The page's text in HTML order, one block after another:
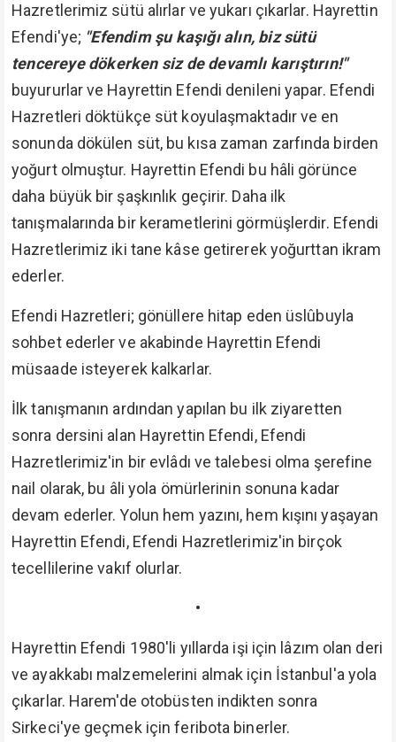
Hazretlerimiz sütü alırlar ve yukarı çıkarlar. Hayrettin
Efendi'ye; "Efendim şu kaşığı alın, biz sütü
tencereye dökerken siz de devamlı karıştırın!"
buyururlar ve Hayrettin Efendi denileni yapar. Efendi
Hazretleri döktükçe süt koyulaşmaktadır ve en
sonunda dökülen süt, bu kısa zaman zarfında birden
yoğurt olmuştur. Hayrettin Efendi bu hâli görünce
daha büyük bir şaşkınlık geçirir. Daha ilk
tanışmalarında bir kerametlerini görmüşlerdir. Efendi
Hazretlerimiz iki tane kâse getirerek yoğurttan ikram
ederler.
Efendi Hazretleri; gönüllere hitap eden üslûbuyla
sohbet ederler ve akabinde Hayrettin Efendi
müsaade isteyerek kalkarlar.
İlk tanışmanın ardından yapılan bu ilk ziyaretten
sonra dersini alan Hayrettin Efendi, Efendi
Hazretlerimiz'in bir evlâdı ve talebesi olma şerefine
nail olarak, bu âli yola ömürlerinin sonuna kadar
devam ederler. Yolun hem yazını, hem kışını yaşayan
Hayrettin Efendi, Efendi Hazretlerimiz'in birçok
tecellilerine vakıf olurlar.
•
Hayrettin Efendi 1980'li yıllarda işi için lâzım olan deri
ve ayakkabı malzemelerini almak için İstanbul'a yola
çıkarlar. Harem'de otobüsten indikten sonra
Sirkeci'ye geçmek için feribota binerler.